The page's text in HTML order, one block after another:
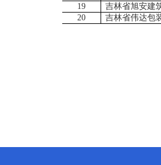
19
吉林省旭安建
20
吉林省伟达包